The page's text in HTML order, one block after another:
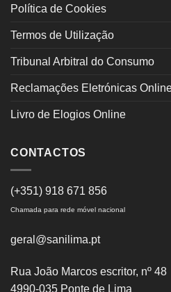
Política de Cookies
Termos de Utilização
Tribunal Arbitral do Consumo
Reclamações Eletrónicas
Livro de Elogios Online
CONTACTOS
(+351) 918 671 856
Chamada para rede móvel nacional
geral@sanilima.pt
Rua João Marcos escritor, nº 48
4990-035 Ponte de Lima